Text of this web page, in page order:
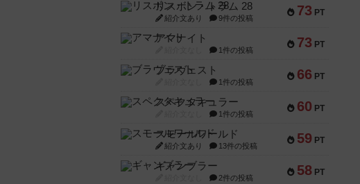
73 PT
リスボン・トラム 28
紹介文あり 9件の投稿
73 PT
アマナイト
1件の投稿
66 PT
ブラヴェスト
1件の投稿
60 PT
スペクタキュラー
1件の投稿
59 PT
スモールワールド
紹介文あり 13件の投稿
58 PT
ギャンブラー
2件の投稿